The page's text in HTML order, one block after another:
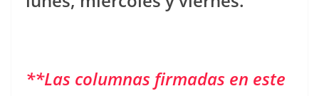
**Las columnas firmadas en este